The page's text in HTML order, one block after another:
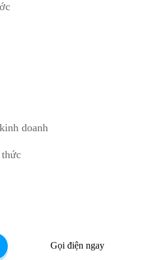
doanh
Gọi điện ngay